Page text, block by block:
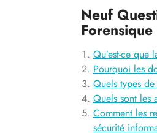
Neuf
Qu’est-ce que
Pourquoi les
Quels types
Quels sont les
Comment les
sécurité